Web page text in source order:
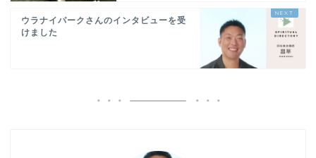
ウラナイパークさんのインタビューを受
けました